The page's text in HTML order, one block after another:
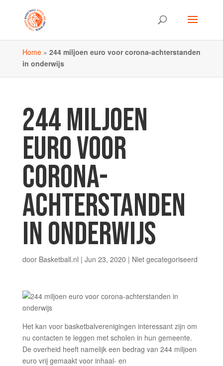
Home» 244 miljoen euro voor corona-achterstanden
in onderwijs
244 MILJOEN
EURO VOOR
CORONA-
ACHTERSTANDEN
IN ONDERWIJS
door Basketball.nl | Jun 23, 2020 | Niet gecategoriseerd
Het kan voor basketbalverenigingen interessant zijn om
nu contacten te leggen met scholen in hun gemeente.
De overheid heeft namelijk een bedrag van 244 miljoen
euro vrij gemaakt voor inhaal- en